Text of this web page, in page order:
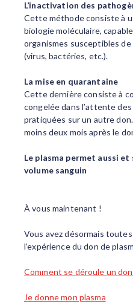
L’inactivation des
Cette méthode consiste à
biologie moléculaire,
organismes susceptibles
(virus, bactéries, etc.).
La mise en quarantaine
Cette dernière consiste à
congelée dans l’attente
pratiquées sur un autre
moins deux mois après le
Le plasma permet aussi
volume sanguin
À vous maintenant !
Vous avez désormais
l’expérience du don de
Comment se déroule un don
Je donne mon plasma